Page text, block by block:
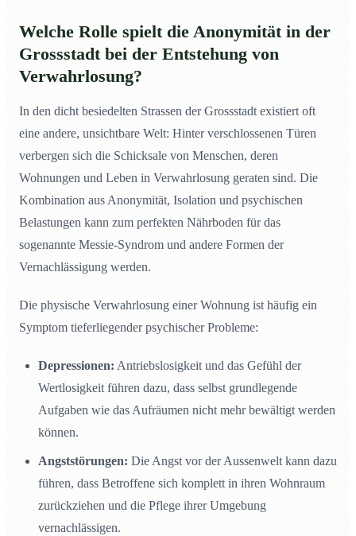
Welche Rolle spielt die Anonymität in der
Grossstadt bei der Entstehung von
Verwahrlosung?
In den dicht besiedelten Strassen der Grossstadt existiert oft
eine andere, unsichtbare Welt: Hinter verschlossenen Türen
verbergen sich die Schicksale von Menschen, deren
Wohnungen und Leben in Verwahrlosung geraten sind. Die
Kombination aus Anonymität, Isolation und psychischen
Belastungen kann zum perfekten Nährboden für das
sogenannte Messie-Syndrom und andere Formen der
Vernachlässigung werden.
Die physische Verwahrlosung einer Wohnung ist häufig ein
Symptom tieferliegender psychischer Probleme:
Depressionen: Antriebslosigkeit und das Gefühl der
Wertlosigkeit führen dazu, dass selbst grundlegende
Aufgaben wie das Aufräumen nicht mehr bewältigt werden
können.
Angststörungen: Die Angst vor der Aussenwelt kann dazu
führen, dass Betroffene sich komplett in ihren Wohnraum
zurückziehen und die Pflege ihrer Umgebung
vernachlässigen.